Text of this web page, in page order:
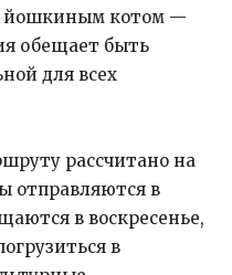
йошкиным котом —
обещает быть
для всех
рассчитано на
отправляются в
в воскресенье,
в